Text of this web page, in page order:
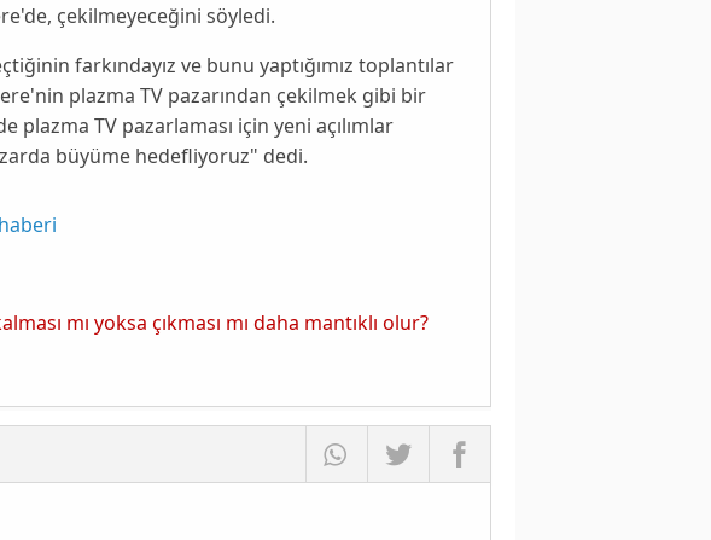
çekilmeyeceğini söyledi.
farkındayız ve bunu yaptığımız toplantılar
plazma TV pazarından çekilmek gibi bir
plazma TV pazarlaması için yeni açılımlar
büyüme hedefliyoruz" dedi.
mı yoksa çıkması mı daha mantıklı olur?